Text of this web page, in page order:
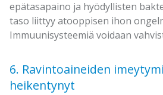
epätasapaino ja hyödyllisten
taso liittyy atooppisen ihon
Immuunisysteemiä voidaan
6. Ravintoaineiden
heikentynyt